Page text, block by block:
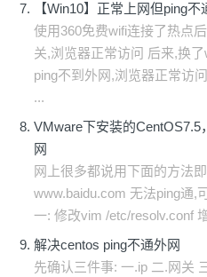
【Win10】正常上网但ping不
使用360免费wifi连接了热点
关,浏览器正常访问 后来,换
ping不到外网,浏览器正常访
...
VMware下安装的CentOS7.5
网
网上很多都说用下面的方法
www.baidu.com 无法ping通,
一: 修改vim /etc/resolv.conf
解决centos ping不通外网
先确认三件事: 一.ip 二.网关